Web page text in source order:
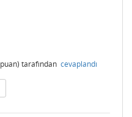
puan) tarafından cevaplandı